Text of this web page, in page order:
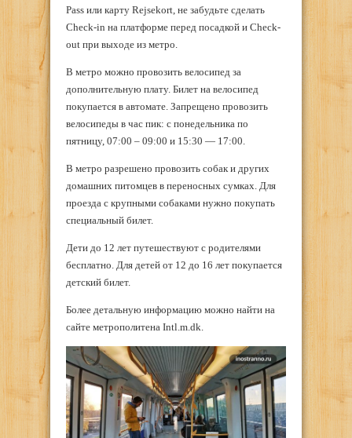
Pass или карту Rejsekort, не забудьте сделать
Check-in на платформе перед посадкой и Check-
out при выходе из метро.
В метро можно провозить велосипед за
дополнительную плату. Билет на велосипед
покупается в автомате. Запрещено провозить
велосипеды в час пик: с понедельника по
пятницу, 07:00 – 09:00 и 15:30 — 17:00.
В метро разрешено провозить собак и других
домашних питомцев в переносных сумках. Для
проезда с крупными собаками нужно покупать
специальный билет.
Дети до 12 лет путешествуют с родителями
бесплатно. Для детей от 12 до 16 лет покупается
детский билет.
Более детальную информацию можно найти на
сайте метрополитена Intl.m.dk.